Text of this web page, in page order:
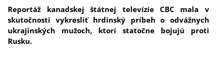
Reportáž kanadskej štátnej televízie CBC mala v
skutočnosti vykresliť hrdinský príbeh o odvážnych
ukrajinských mužoch, ktorí statočne bojujú proti
Rusku.